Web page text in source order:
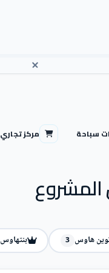
سباحة مركز تجاري
هاوس 3 بنتهاوس